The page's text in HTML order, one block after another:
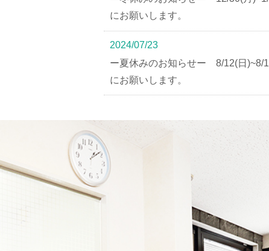
にお願いします。
2024/07/23
ー夏休みのお知らせー 8/12(日)~8/
にお願いします。